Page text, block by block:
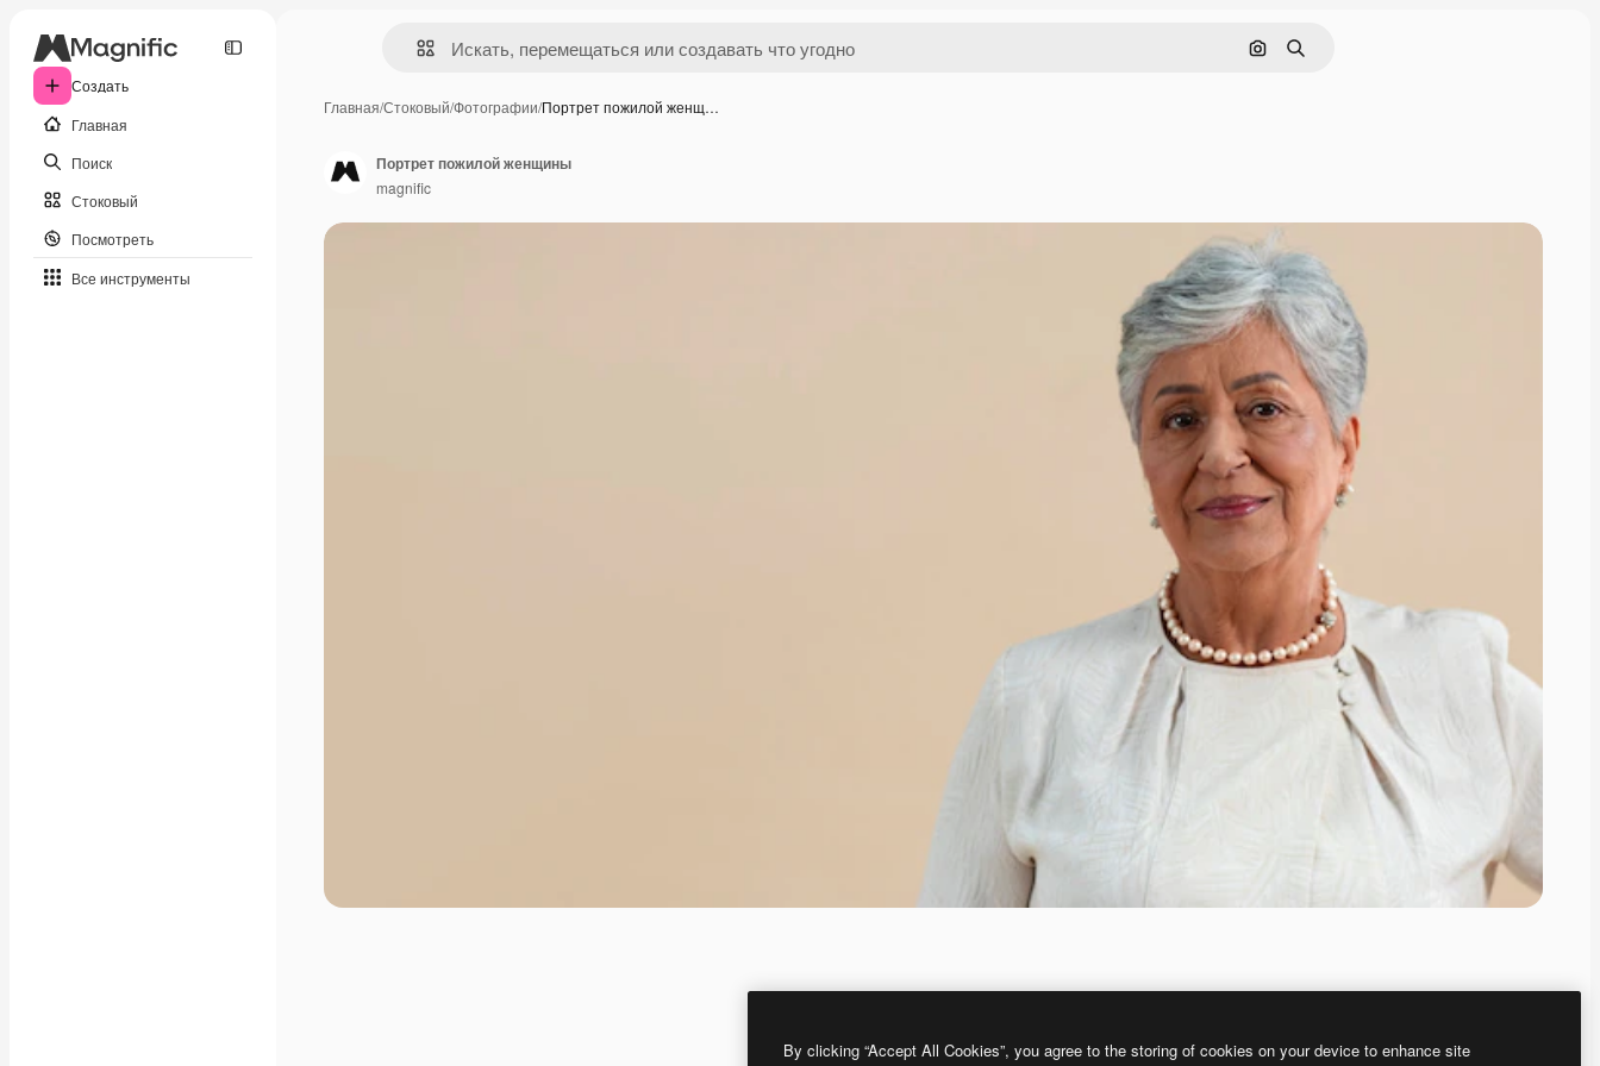
Создать
Главная
Поиск
Стоковый
Посмотреть
Все инструменты
Поиск по изображению
Поиск
Главная/Стоковый/Фотографии/Портрет пожилой женщ…
Портрет пожилой женщины
magnific
By clicking “Accept All Cookies”, you agree to the storing of cookies on your device to enhance site